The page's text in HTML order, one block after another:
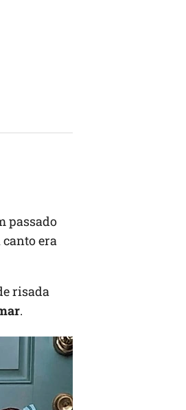
passado
era
risada
.